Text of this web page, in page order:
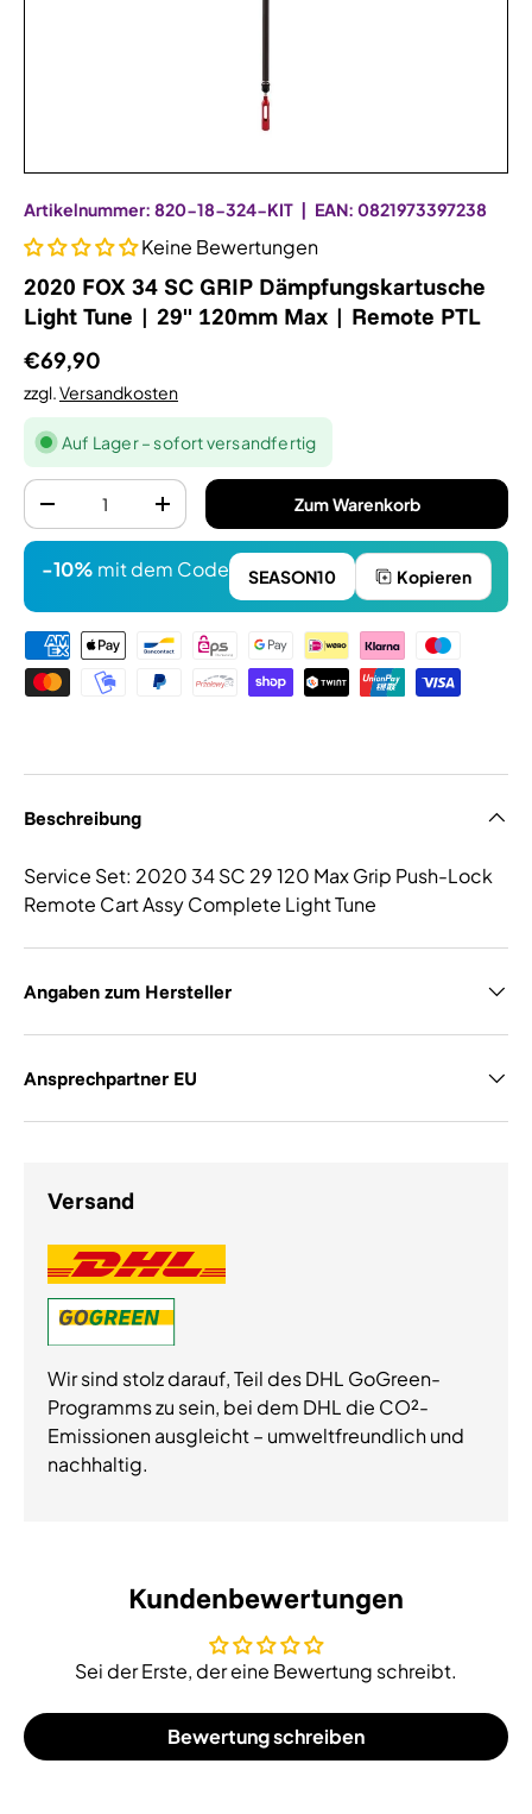
Artikelnummer: 820-18-324-KIT | EAN: ‭0821973397238‬
Keine Bewertungen
2020 FOX 34 SC GRIP Dämpfungskartusche
Light Tune | 29" 120mm Max | Remote PTL
€69,90
zzgl.Versandkosten
Auf Lager – sofort versandfertig
Anzahl
-
+ Zum Warenkorb
-10% mit dem Code SEASON10 Kopieren
Zahlungsmethoden
Beschreibung
Service Set: 2020 34 SC 29 120 Max Grip Push-Lock
Remote Cart Assy Complete Light Tune
Angaben zum Hersteller
Ansprechpartner EU
Versand
Wir sind stolz darauf, Teil des DHL GoGreen-
Programms zu sein, bei dem DHL die CO²-
Emissionen ausgleicht – umweltfreundlich und
nachhaltig.
Kundenbewertungen
Sei der Erste, der eine Bewertung schreibt.
Bewertung schreiben